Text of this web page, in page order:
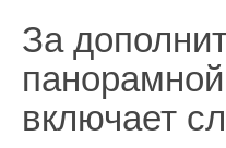
За
включает